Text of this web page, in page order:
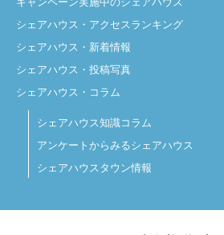
シェアハウス・アクセスランキング
シェアハウス・新着情報
シェアハウス・投稿写真
シェアハウス・コラム
シェアハウス知識コラム
アンケートからみるシェアハウス
シェアハウスタウン情報